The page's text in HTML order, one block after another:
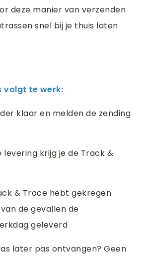
deze manier van verzenden
snel bij je thuis laten
volgt te werk:
klaar en melden de zending
levering krijg je de Track &
& Trace hebt gekregen
de gevallen de
geleverd
later pas ontvangen? Geen